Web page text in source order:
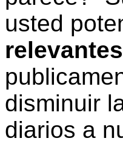
usted
relevantes
disminuir
diarios a